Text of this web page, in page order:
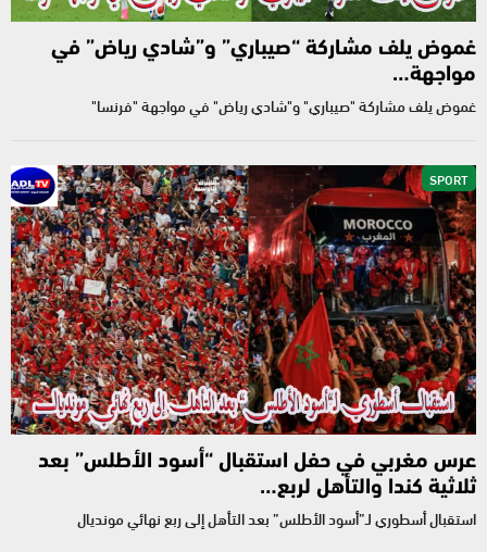
غموض يلف مشاركة “صيباري” و”شادي رياض” في
مواجهة…
غموض يلف مشاركة "صيباري" و"شادي رياض" في مواجهة "فرنسا"
SPORT
عرس مغربي في حفل استقبال “أسود الأطلس” بعد
ثلاثية كندا والتأهل لربع…
استقبال أسطوري لـ”أسود الأطلس” بعد التأهل إلى ربع نهائي مونديال